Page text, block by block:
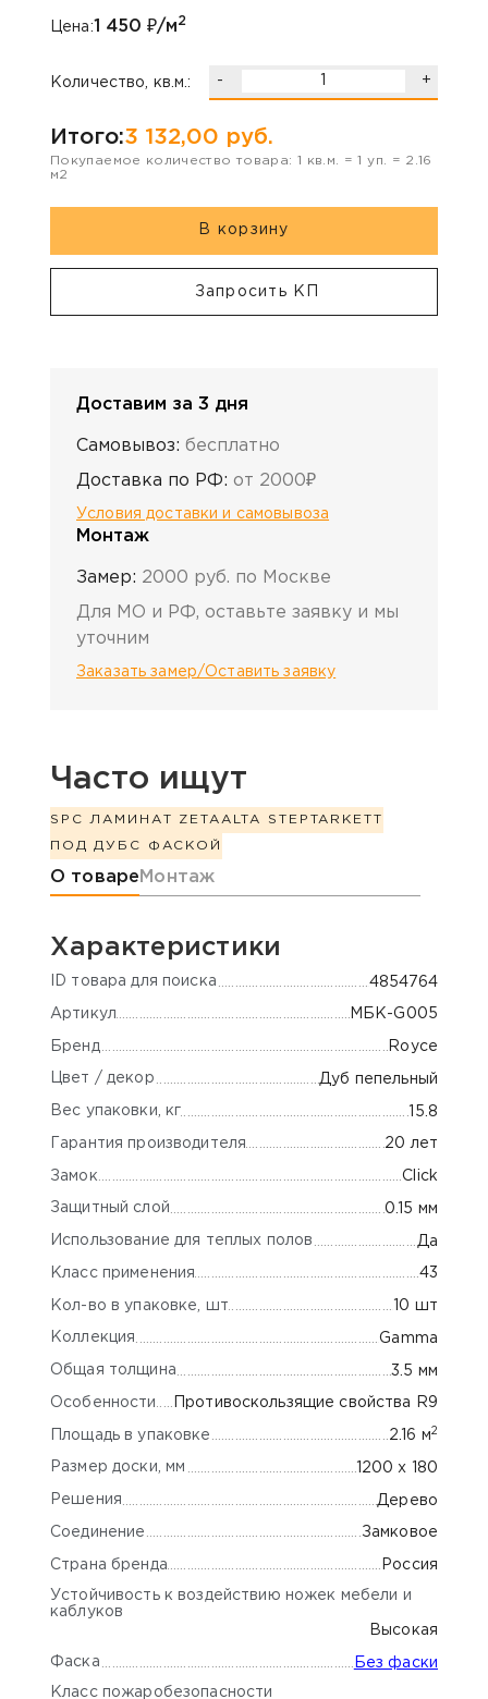
Цена:1 450 ₽/м2
Количество, кв.м.: - +
Итого:3 132,00 руб.
Покупаемое количество товара: 1 кв.м. =1 уп. = 2.16
м2
В корзину
Запросить КП
Доставим за 3 дня
Самовывоз: бесплатно
Доставка по РФ: от 2000₽
Условия доставки и самовывоза
Монтаж
Замер: 2000 руб. по Москве
Для МО и РФ, оставьте заявку и мы
уточним
Заказать замер/Оставить заявку
Часто ищут
SPC ЛАМИНАТ ZETAALTA STEP TARKETT
ПОД ДУБ С ФАСКОЙ
Информация о товаре
О товаре Монтаж
Характеристики
ID товара для поиска 4854764
Артикул МБК-G005
Бренд Royce
Цвет / декор Дуб пепельный
Вес упаковки, кг 15.8
Гарантия производителя 20 лет
Замок Click
Защитный слой 0.15 мм
Использование для теплых полов Да
Класс применения 43
Кол-во в упаковке, шт 10 шт
Коллекция Gamma
Общая толщина 3.5 мм
Особенности Противоскользящие свойства R9
Площадь в упаковке 2.16 м2
Размер доски, мм 1200 х 180
Решения Дерево
Соединение Замковое
Страна бренда Россия
Устойчивость к воздействию ножек мебели и
каблуков
Высокая
Фаска Без фаски
Класс пожаробезопасности